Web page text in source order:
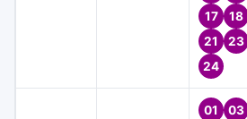
17
18
21
23
24
01
03